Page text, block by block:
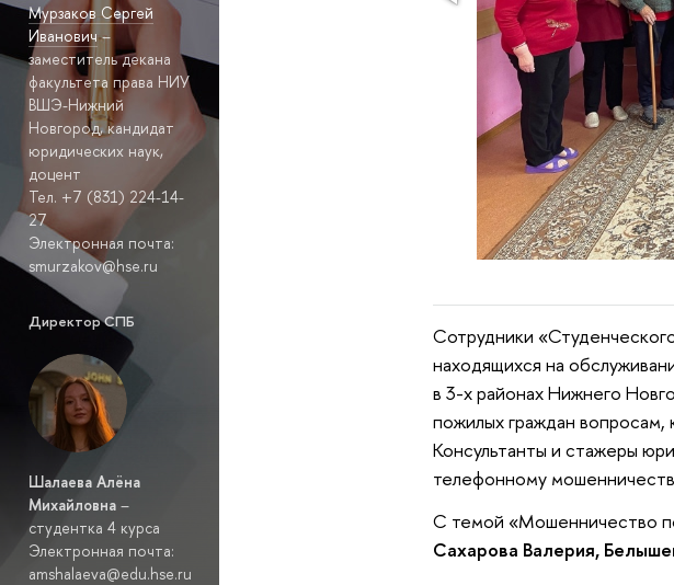
Мурзаков Сергей
Иванович–
заместитель декана
факультета права НИУ
ВШЭ-Нижний
Новгород, кандидат
юридических наук,
доцент
Тел. +7 (831) 224-14-
27
Электронная почта:
smurzakov@hse.ru
Директор СПБ
Шалаева Алёна
Михайловна –
студентка 4 курса
Электронная почта:
amshalaeva@edu.hse.ru
Сотрудники
находящихся на
в 3-х районах Нижнего
пожилых граждан вопросам,
Консультанты и стажеры
телефонному
С темой «Мошенничество
Сахарова Валерия,